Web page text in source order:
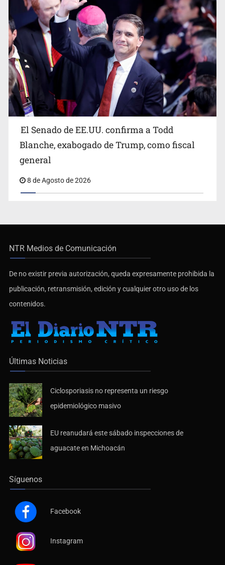
El Senado de EE.UU. confirma a Todd
Blanche, exabogado de Trump, como fiscal
general
8 de Agosto de 2026
NTR Medios de Comunicación
De no existir previa autorización, queda expresamente prohibida la
publicación, retransmisión, edición y cualquier otro uso de los
contenidos.
Últimas Noticias
Ciclosporiasis no representa un riesgo
epidemiológico masivo
EU reanudará este sábado inspecciones de
aguacate en Michoacán
Síguenos
Facebook
Instagram